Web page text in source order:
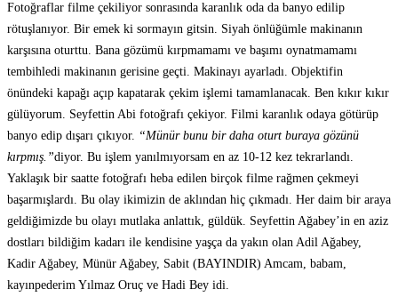
Fotoğraflar filme çekiliyor sonrasında karanlık oda da banyo edilip
rötuşlanıyor. Bir emek ki sormayın gitsin. Siyah önlüğümle makinanın
karşısına oturttu. Bana gözümü kırpmamamı ve başımı oynatmamamı
tembihledi makinanın gerisine geçti. Makinayı ayarladı. Objektifin
önündeki kapağı açıp kapatarak çekim işlemi tamamlanacak. Ben kıkır kıkır
gülüyorum. Seyfettin Abi fotoğrafı çekiyor. Filmi karanlık odaya götürüp
banyo edip dışarı çıkıyor. “Münür bunu bir daha oturt buraya gözünü
kırpmış.”diyor. Bu işlem yanılmıyorsam en az 10-12 kez tekrarlandı.
Yaklaşık bir saatte fotoğrafı heba edilen birçok filme rağmen çekmeyi
başarmışlardı. Bu olay ikimizin de aklından hiç çıkmadı. Her daim bir araya
geldiğimizde bu olayı mutlaka anlattık, güldük. Seyfettin Ağabey’in en aziz
dostları bildiğim kadarı ile kendisine yaşça da yakın olan Adil Ağabey,
Kadir Ağabey, Münür Ağabey, Sabit (BAYINDIR) Amcam, babam,
kayınpederim Yılmaz Oruç ve Hadi Bey idi.